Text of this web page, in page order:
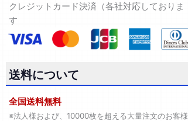
クレジットカード決済（各社対応しておりま
す
送料について
全国送料無料
※法人様および、10000枚を超える大量注文のお客様